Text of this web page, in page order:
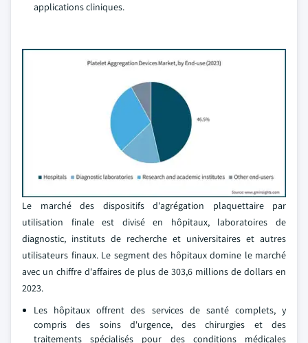
applications cliniques.
Le marché des dispositifs d'agrégation plaquettaire par
utilisation finale est divisé en hôpitaux, laboratoires de
diagnostic, instituts de recherche et universitaires et autres
utilisateurs finaux. Le segment des hôpitaux domine le marché
avec un chiffre d'affaires de plus de 303,6 millions de dollars en
2023.
Les hôpitaux offrent des services de santé complets, y
compris des soins d'urgence, des chirurgies et des
traitements spécialisés pour des conditions médicales